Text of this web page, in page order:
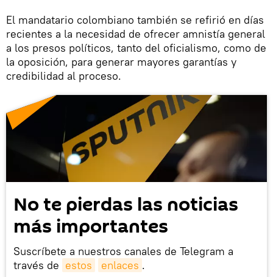
El mandatario colombiano también se refirió en días
recientes a la necesidad de ofrecer amnistía general
a los presos políticos, tanto del oficialismo, como de
la oposición, para generar mayores garantías y
credibilidad al proceso.
No te pierdas las noticias
más importantes
Suscríbete a nuestros canales de Telegram a
través de estos enlaces .